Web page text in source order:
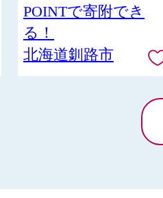
POINTで寄附でき
る！
北海道釧路市